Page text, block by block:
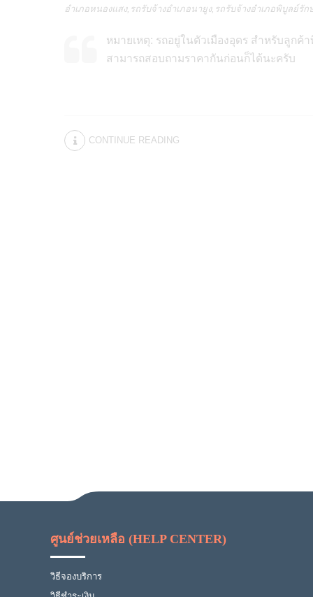
อำเภอหนองแสง,รถรับจ้างอำเภอนายูง,รถรับจ้างอำเภอพิบูลย์
หมายเหตุ: รถอยู่ในตัวเมืองอุดร สำหรับลูกค้
สามารถสอบถามราคากันก่อนก็ได้นะครับ
CONTINUE READING
ศูนย์ช่วยเหลือ (HELP CENTER)
วิธีจองบริการ